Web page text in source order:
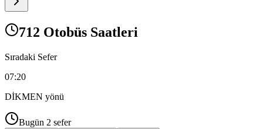
712 Otobüs Saatleri
Sıradaki Sefer
07:20
DİKMEN yönü
Bugün 2 sefer